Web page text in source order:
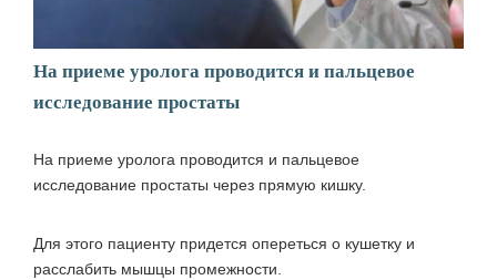
На приеме уролога проводится и пальцевое
исследование простаты
На приеме уролога проводится и пальцевое
исследование простаты через прямую кишку.
Для этого пациенту придется опереться о кушетку и
расслабить мышцы промежности.